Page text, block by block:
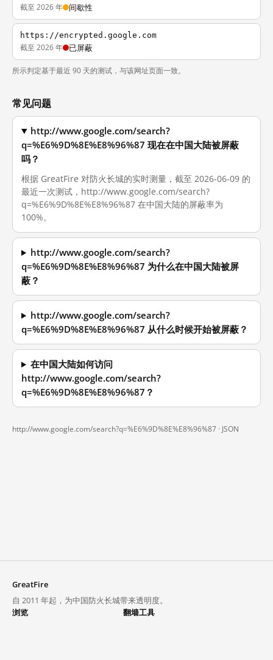
截至 2026 年 间歇性
https://encrypted.google.com
截至 2026 年 已屏蔽
所示判定基于最近 90 天的测试，与该网址页面一致。
常见问题
http://www.google.com/search?
q=%E6%9D%8E%E8%96%87 现在在中国大陆被屏蔽
吗？
根据 GreatFire 对防火长城的实时测量，截至 2026-06-09 的
最近一次测试，http://www.google.com/search?
q=%E6%9D%8E%E8%96%87 在中国大陆的屏蔽率为
100%。
http://www.google.com/search?
q=%E6%9D%8E%E8%96%87 为什么在中国大陆被屏
蔽？
http://www.google.com/search?
q=%E6%9D%8E%E8%96%87 从什么时候开始被屏蔽？
在中国大陆如何访问
http://www.google.com/search?
q=%E6%9D%8E%E8%96%87？
http://www.google.com/search?q=%E6%9D%8E%E8%96%87 · JSON
GreatFire
自 2011 年起，为中国防火长城带来透明度。
浏览
翻墙工具